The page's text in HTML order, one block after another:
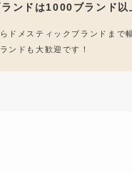
ンドは1000ブランド以
ドメスティックブランドまで
ンドも大歓迎です！